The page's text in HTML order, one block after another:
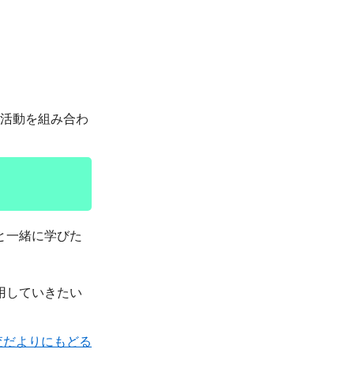
動を組み合わ
一緒に学びた
していきたい
よりにもどる